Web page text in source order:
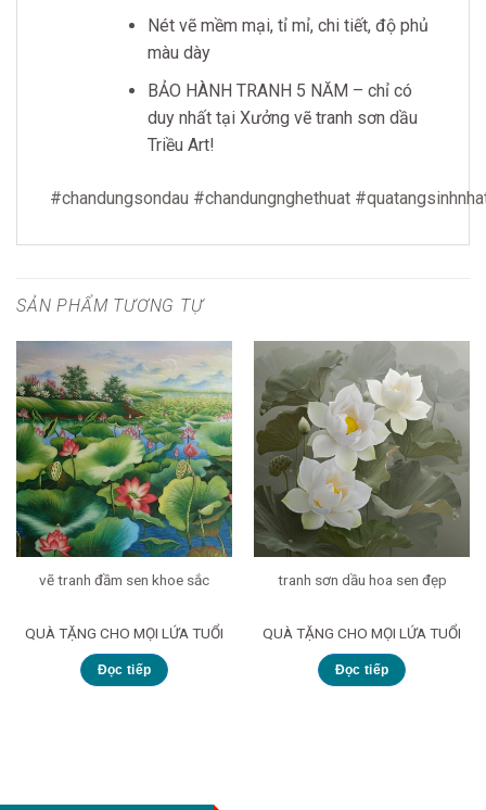
Nét vẽ mềm mại, tỉ mỉ, chi tiết, độ phủ
màu dày
BẢO HÀNH TRANH 5 NĂM – chỉ có
duy nhất tại Xưởng vẽ tranh sơn dầu
Triều Art!
#chandungsondau #chandungnghethuat
SẢN PHẨM TƯƠNG TỰ
vẽ tranh đầm sen khoe sắc
QUÀ TẶNG CHO MỌI LỨA TUỔI
Đọc tiếp
tranh sơn dầu hoa sen đẹp
QUÀ TẶNG CHO MỌI LỨA TUỔI
Đọc tiếp